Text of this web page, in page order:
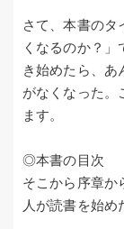
さて、本書のタ
くなるのか？
き始めたら、あ
がなくなった。
ます。
◎本書の目次
そこから序章か
人が読書を始め